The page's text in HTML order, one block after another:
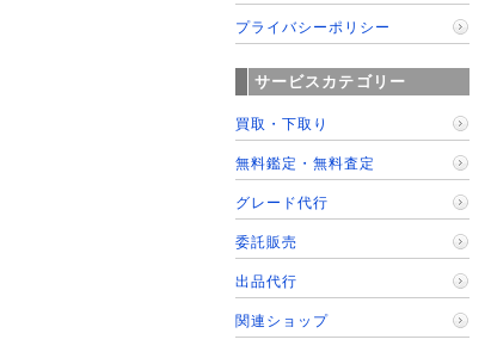
プライバシーポリシー
サービスカテゴリー
買取・下取り
無料鑑定・無料査定
グレード代行
委託販売
出品代行
関連ショップ